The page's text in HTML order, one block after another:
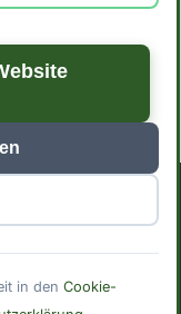
Einstellungen
für bewusste
in den Cookie-